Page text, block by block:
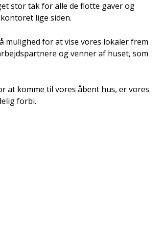
stor tak for alle de flotte gaver og
lige siden.
mulighed for at vise vores lokaler frem
og venner af huset, som
at komme til vores åbent hus, er vores
forbi.